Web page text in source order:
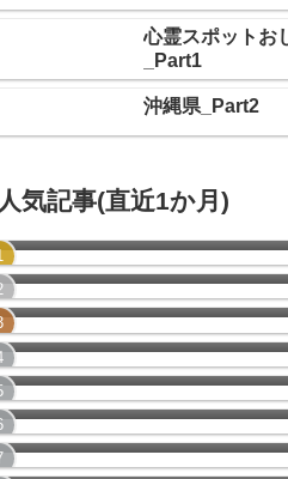
心霊スポットお
_Part1
沖縄県_Part2
人気記事(直近1か月)
鈴鹿市の怖い話
桑名市の怖い話
四日市市の怖い話
伊勢市の怖い話
津市の怖い話
亀山市の怖い話
伊賀市の怖い話